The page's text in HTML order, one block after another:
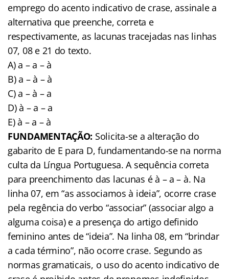
emprego do acento indicativo de crase, assinale a
alternativa que preenche, correta e
respectivamente, as lacunas tracejadas nas linhas
07, 08 e 21 do texto.
A) a – a – à
B) a – à – à
C) a – à – a
D) à – a – a
E) à – a – à
FUNDAMENTAÇÃO: Solicita-se a alteração do
gabarito de E para D, fundamentando-se na norma
culta da Língua Portuguesa. A sequência correta
para preenchimento das lacunas é à – a – à. Na
linha 07, em “as associamos à ideia”, ocorre crase
pela regência do verbo “associar” (associar algo a
alguma coisa) e a presença do artigo definido
feminino antes de “ideia”. Na linha 08, em “brindar
a cada término”, não ocorre crase. Segundo as
normas gramaticais, o uso do acento indicativo de